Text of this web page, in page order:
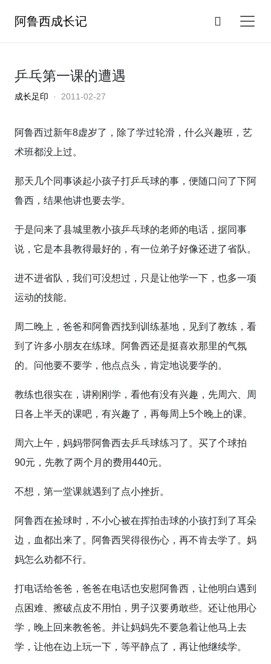
阿鲁西成长记
乒乓第一课的遭遇
成长足印 · 2011-02-27
阿鲁西过新年8虚岁了，除了学过轮滑，什么兴趣班，艺
术班都没上过。
那天几个同事谈起小孩子打乒乓球的事，便随口问了下阿
鲁西，结果他讲也要去学。
于是问来了县城里教小孩乒乓球的老师的电话，据同事
说，它是本县教得最好的，有一位弟子好像还进了省队。
进不进省队，我们可没想过，只是让他学一下，也多一项
运动的技能。
周二晚上，爸爸和阿鲁西找到训练基地，见到了教练，看
到了许多小朋友在练球。阿鲁西还是挺喜欢那里的气氛
的。问他要不要学，他点点头，肯定地说要学的。
教练也很实在，讲刚刚学，看他有没有兴趣，先周六、周
日各上半天的课吧，有兴趣了，再每周上5个晚上的课。
周六上午，妈妈带阿鲁西去乒乓球练习了。买了个球拍
90元，先教了两个月的费用440元。
不想，第一堂课就遇到了点小挫折。
阿鲁西在捡球时，不小心被在挥拍击球的小孩打到了耳朵
边，血都出来了。阿鲁西哭得很伤心，再不肯去学了。妈
妈怎么劝都不行。
打电话给爸爸，爸爸在电话也安慰阿鲁西，让他明白遇到
点困难、擦破点皮不用怕，男子汉要勇敢些。还让他用心
学，晚上回来教爸爸。并让妈妈先不要急着让他马上去
学，让他在边上玩一下，等平静点了，再让他继续学。